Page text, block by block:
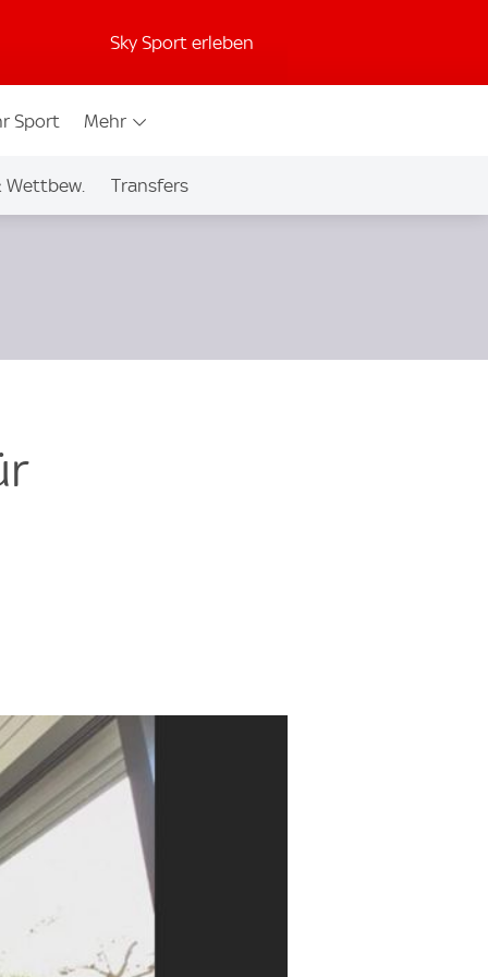
Sky Sport erleben
Sport Mehr
Wettbew. Transfers